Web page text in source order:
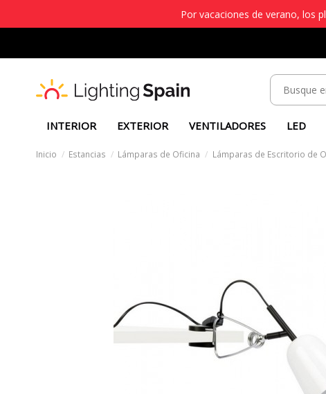
Por vacaciones de verano, los
INTERIOR EXTERIOR VENTILADORES LED
Inicio Estancias Lámparas de Oficina Lámparas de Escritorio de